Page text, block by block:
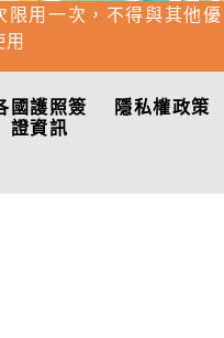
用一次，不得與其他優
用
國護照簽
證資訊
隱私權政策